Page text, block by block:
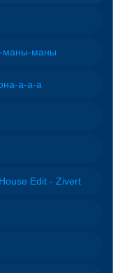
маны-маны
а-а-а
Edit - Zivert